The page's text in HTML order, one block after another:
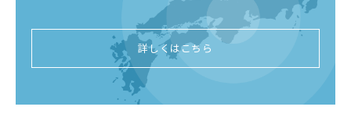
詳しくはこちら